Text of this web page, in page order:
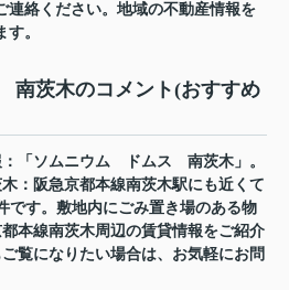
連絡ください。地域の不動産情報を
。
茨木のコメント(おすすめ
：「ソムニウム ドムス 南茨木」。
阪急京都本線南茨木駅にも近くて
です。敷地内にごみ置き場のある物
本線南茨木周辺の賃貸情報をご紹介
覧になりたい場合は、お気軽にお問